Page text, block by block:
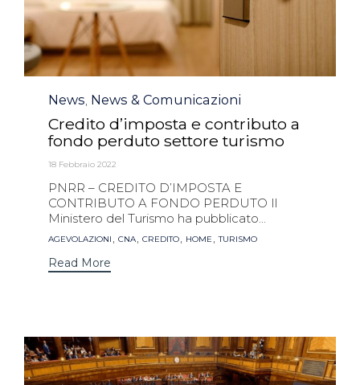
Category
News, News & Comunicazioni
Credito d’imposta e contributo a
fondo perduto settore turismo
18 Febbraio 2022
PNRR – CREDITO D’IMPOSTA E
CONTRIBUTO A FONDO PERDUTO Il
Ministero del Turismo ha pubblicato...
Tags
AGEVOLAZIONI , CNA, CREDITO, HOME ,TURISMO
Read More